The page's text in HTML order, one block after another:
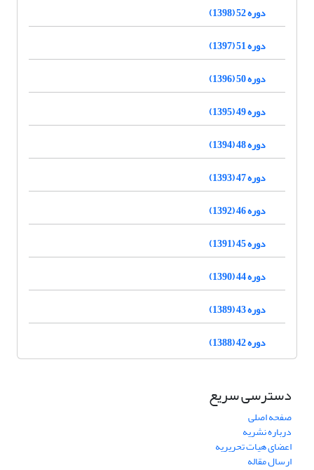
دوره 52 (1398)
دوره 51 (1397)
دوره 50 (1396)
دوره 49 (1395)
دوره 48 (1394)
دوره 47 (1393)
دوره 46 (1392)
دوره 45 (1391)
دوره 44 (1390)
دوره 43 (1389)
دوره 42 (1388)
دسترسی سریع
صفحه اصلی
درباره نشریه
اعضای هیات تحریریه
ارسال مقاله